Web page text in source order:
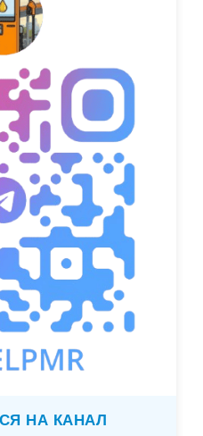
НА КАНАЛ